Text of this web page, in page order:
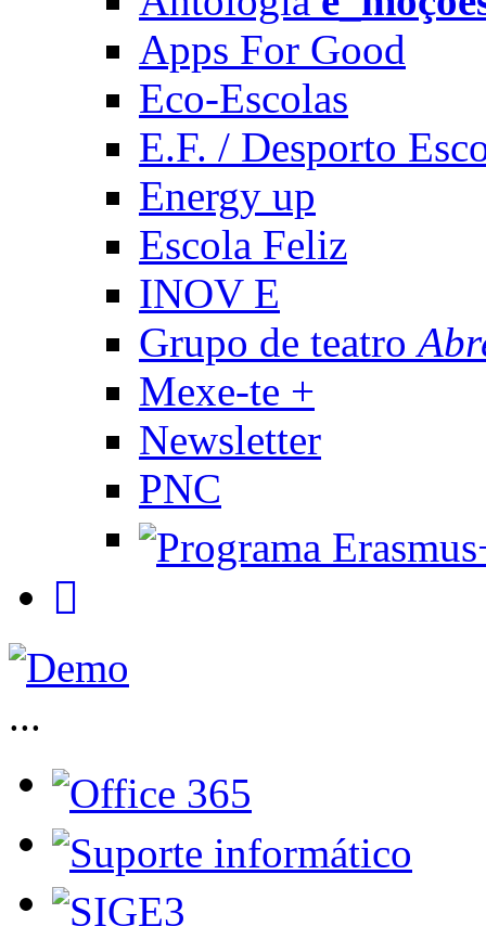
Apps For Good
Eco-Escolas
E.F. / Desporto
Energy up
Escola Feliz
INOV E
Grupo de teatro
Mexe-te +
Newsletter
PNC
...